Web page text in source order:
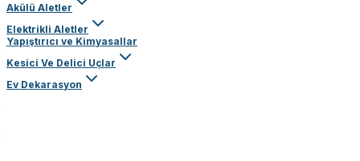
Akülü Aletler
Elektrikli Aletler
Yapıştırıcı ve Kimyasallar
Kesici Ve Delici Uçlar
Ev Dekarasyon